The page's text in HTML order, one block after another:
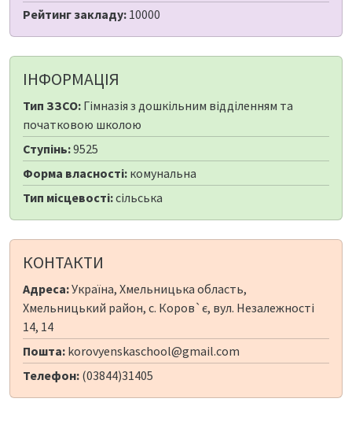
Рейтинг закладу: 10000
ІНФОРМАЦІЯ
Тип ЗЗСО: Гімназія з дошкільним відділенням та
початковою школою
Ступінь:9525
Форма власності: комунальна
Тип місцевості:сільська
КОНТАКТИ
Адреса:Україна, Хмельницька область,
Хмельницький район, с. Коров`є, вул. Незалежності
14, 14
Пошта: korovyenskaschool@gmail.com
Телефон: (03844)31405